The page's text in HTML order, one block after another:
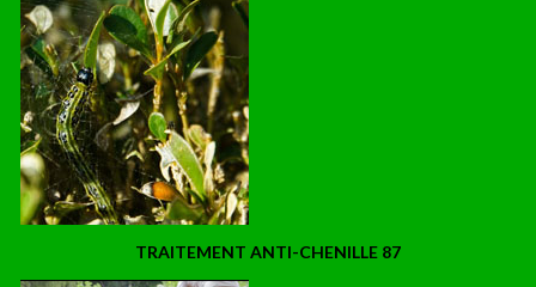
TRAITEMENT ANTI-CHENILLE 87